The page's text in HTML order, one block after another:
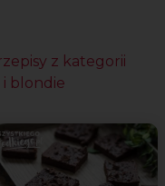
z kategorii
i blondie